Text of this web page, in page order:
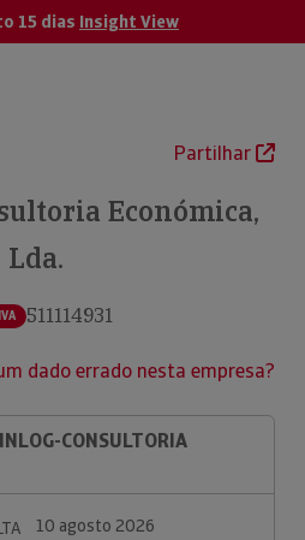
15 dias Insight View
Partilhar
Económica,
Lda.
511114931
dado errado nesta empresa?
CONSULTORIA
10 agosto 2026